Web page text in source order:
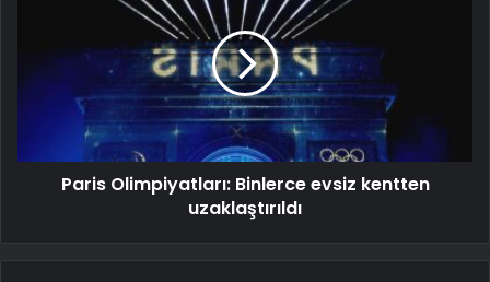
Paris Olimpiyatları: Binlerce evsiz kentten
uzaklaştırıldı